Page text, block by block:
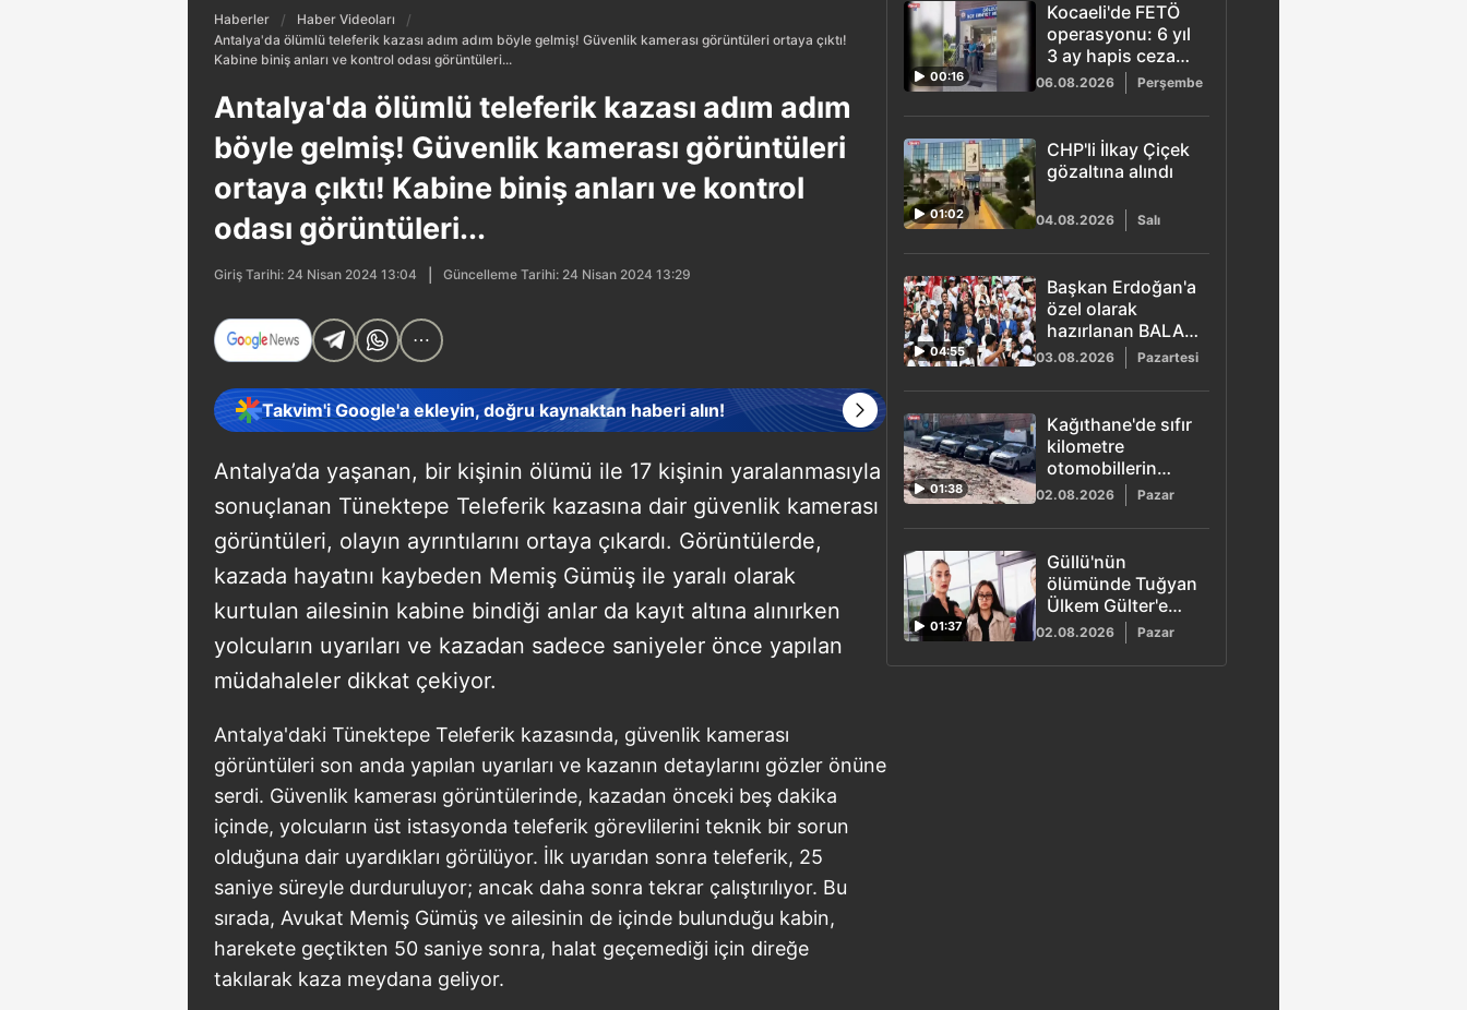
Haberler
Haber Videoları
Antalya'da ölümlü teleferik kazası adım adım böyle gelmiş! Güvenlik kamerası görüntüleri ortaya çıktı!
Kabine biniş anları ve kontrol odası görüntüleri...
Antalya'da ölümlü teleferik kazası adım adım
böyle gelmiş! Güvenlik kamerası görüntüleri
ortaya çıktı! Kabine biniş anları ve kontrol
odası görüntüleri...
Giriş Tarihi: 24 Nisan 2024 13:04 Güncelleme Tarihi: 24 Nisan 2024 13:29
Takvim'i Google'a ekleyin, doğru kaynaktan haberi alın!
Antalya’da yaşanan, bir kişinin ölümü ile 17 kişinin yaralanmasıyla
sonuçlanan Tünektepe Teleferik kazasına dair güvenlik kamerası
görüntüleri, olayın ayrıntılarını ortaya çıkardı. Görüntülerde,
kazada hayatını kaybeden Memiş Gümüş ile yaralı olarak
kurtulan ailesinin kabine bindiği anlar da kayıt altına alınırken
yolcuların uyarıları ve kazadan sadece saniyeler önce yapılan
müdahaleler dikkat çekiyor.
Antalya'daki Tünektepe Teleferik kazasında, güvenlik kamerası
görüntüleri son anda yapılan uyarıları ve kazanın detaylarını gözler önüne
serdi. Güvenlik kamerası görüntülerinde, kazadan önceki beş dakika
içinde, yolcuların üst istasyonda teleferik görevlilerini teknik bir sorun
olduğuna dair uyardıkları görülüyor. İlk uyarıdan sonra teleferik, 25
saniye süreyle durduruluyor; ancak daha sonra tekrar çalıştırılıyor. Bu
sırada, Avukat Memiş Gümüş ve ailesinin de içinde bulunduğu kabin,
harekete geçtikten 50 saniye sonra, halat geçemediği için direğe
takılarak kaza meydana geliyor.
00:16
Kocaeli'de FETÖ
operasyonu: 6 yıl
3 ay hapis cezası
bulunan ihraç
kıdemli albay
yakalandı
06.08.2026 Perşembe
01:02
CHP'li İlkay Çiçek
gözaltına alındı
04.08.2026 Salı
04:55
Başkan Erdoğan'a
özel olarak
hazırlanan BALA
şarkısı yayımlandı
03.08.2026 Pazartesi
01:38
Kağıthane'de sıfır
kilometre
otomobillerin
üzerine duvar
02.08.2026 Pazar
01:37
Güllü'nün
ölümünde Tuğyan
Ülkem Gülter'e
ağırlaştırılmış
müebbet hapis
talebi
02.08.2026 Pazar